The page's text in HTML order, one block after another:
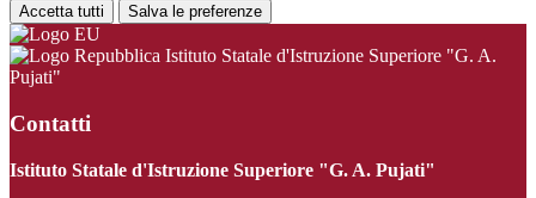
Accetta tutti Salva le preferenze
Istituto Statale d'Istruzione Superiore "G. A.
Pujati"
Contatti
Istituto Statale d'Istruzione Superiore "G. A. Pujati"